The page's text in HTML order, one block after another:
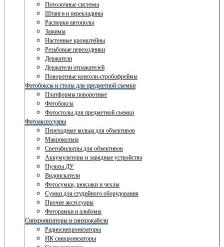
Потолочные системы
Штанги и перекладины
Распорки автополы
Зажимы
Настенные кронштейны
Резьбовые переходники
Держатели
Держатели отражателей
Поворотные консоли-стробофреймы
Фотобоксы и столы для предметной съемки
Платформы поворотные
Фотобоксы
Фотостолы для предметной съемки
Фотоаксессуары
Переходные кольца для объективов
Макрокольца
Светофильтры для объективов
Аккумуляторы и зарядные устройства
Пульты ДУ
Видоискатели
Фотосумки, рюкзаки и чехлы
Сумки для студийного оборудования
Прочие аксессуары
Фоторамки и альбомы
Синхронизаторы и синхрокабели
Радиосинхронизаторы
ИК синхронизаторы